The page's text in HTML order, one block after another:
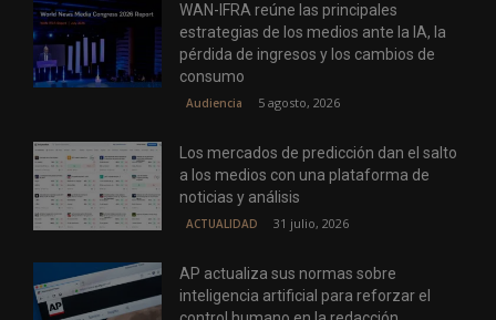
WAN-IFRA reúne las principales
estrategias de los medios ante la IA, la
pérdida de ingresos y los cambios de
consumo
Audiencia 5 agosto, 2026
Los mercados de predicción dan el salto
a los medios con una plataforma de
noticias y análisis
ACTUALIDAD 31 julio, 2026
AP actualiza sus normas sobre
inteligencia artificial para reforzar el